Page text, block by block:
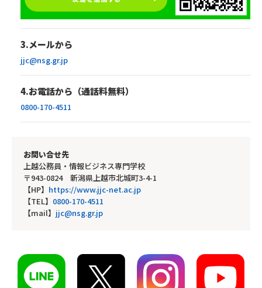
3.メールから
jjc@nsg.gr.jp
4.お電話から（通話料無料）
0800-170-4511
お問い合せ先
上越公務員・情報ビジネス専門学校
〒943-0824 新潟県上越市北城町3-4-1
【HP】 https://www.jjc-net.ac.jp
【TEL】 0800-170-4511
【mail】 jjc@nsg.gr.jp